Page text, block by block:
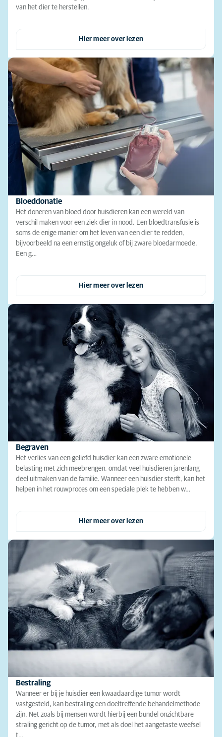
van het dier te herstellen.
Hier meer over lezen
Bloeddonatie
Het doneren van bloed door huisdieren kan een wereld van
verschil maken voor een ziek dier in nood. Een bloedtransfusie is
soms de enige manier om het leven van een dier te redden,
bijvoorbeeld na een ernstig ongeluk of bij zware bloedarmoede.
Een g…
Hier meer over lezen
Begraven
Het verlies van een geliefd huisdier kan een zware emotionele
belasting met zich meebrengen, omdat veel huisdieren jarenlang
deel uitmaken van de familie. Wanneer een huisdier sterft, kan het
helpen in het rouwproces om een speciale plek te hebben w…
Hier meer over lezen
Bestraling
Wanneer er bij je huisdier een kwaadaardige tumor wordt
vastgesteld, kan bestraling een doeltreffende behandelmethode
zijn. Net zoals bij mensen wordt hierbij een bundel onzichtbare
straling gericht op de tumor, met als doel het aangetaste weefsel